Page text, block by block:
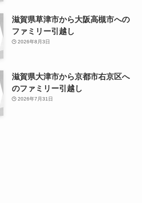
滋賀県草津市から大阪高槻市への
ファミリー引越し
2026年8月3日
滋賀県大津市から京都市右京区へ
のファミリー引越し
2026年7月31日